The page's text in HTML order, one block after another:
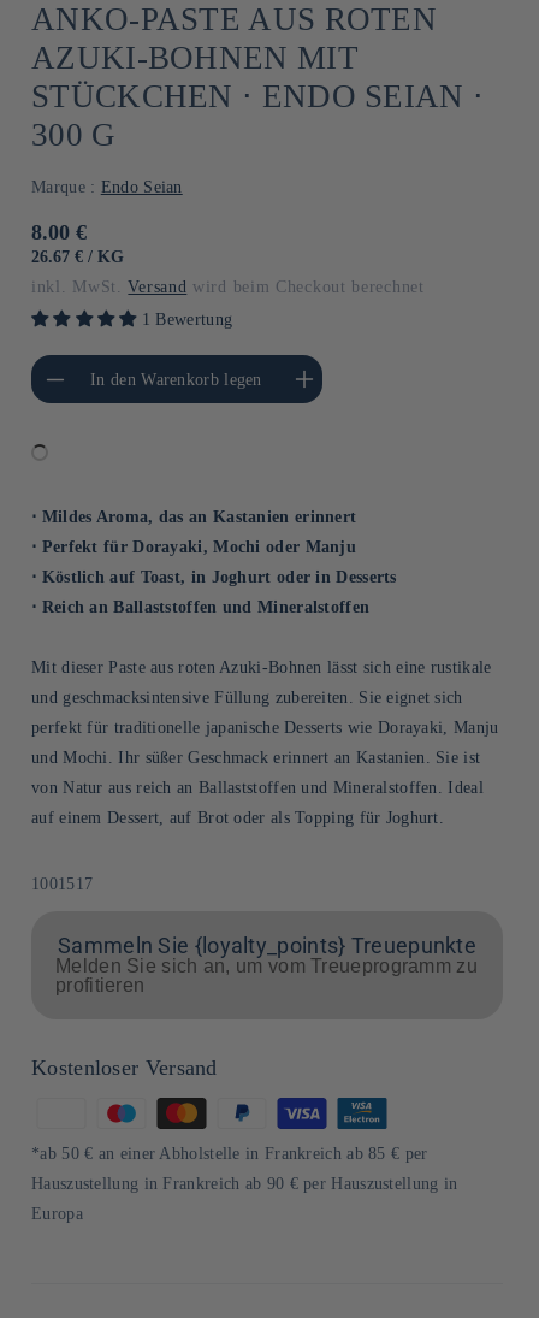
ANKO-PASTE AUS ROTEN
AZUKI-BOHNEN MIT
STÜCKCHEN ⋅ ENDO SEIAN ⋅
300 G
Marque : Endo Seian
Normaler
Preis
8.00 €
GRUNDPREIS
26.67 € / PRO
KG
inkl. MwSt.Versand wird beim Checkout berechnet
1 Bewertung
die Menge für
TitleIn den Warenkorb legen
Erhöhe die Menge für Default
Title
⋅ Mildes Aroma, das an Kastanien erinnert
⋅ Perfekt für Dorayaki, Mochi oder Manju
⋅ Köstlich auf Toast, in Joghurt oder in Desserts
⋅ Reich an Ballaststoffen und Mineralstoffen
Mit dieser Paste aus roten Azuki-Bohnen lässt sich eine rustikale
und geschmacksintensive Füllung zubereiten. Sie eignet sich
perfekt für traditionelle japanische Desserts wie Dorayaki, Manju
und Mochi. Ihr süßer Geschmack erinnert an Kastanien. Sie ist
von Natur aus reich an Ballaststoffen und Mineralstoffen. Ideal
auf einem Dessert, auf Brot oder als Topping für Joghurt.
SKU:
1001517
Sammeln Sie {loyalty_points} Treuepunkte
Melden Sie sich an, um vom Treueprogramm zu
profitieren
Kostenloser Versand
Zahlungsmethoden
*ab 50 € an einer Abholstelle in Frankreich ab 85 € per
Hauszustellung in Frankreich ab 90 € per Hauszustellung in
Europa